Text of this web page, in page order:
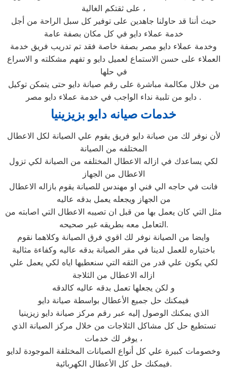
على ثقتكم الغالية ،
حيث أننا قد حاولنا جاهدين على توفير كل سبل الراحة من أجل
خدمة عملاء دايو في كل مكان بصفة عامة
وخدمة عملاء دايو مصر بصفة خاصة فقد تم تدريب فريق خدمة
العملاء على حسن الاستماع لعميل دايو و تفهم مشكلته و الاسراع
في حلها
من خلال مكالمة مباشرة على رقم صيانة دايو حتى يتمكن توكيل
دايو من تلبية نداء الواجب في خدمة عملاء دايو مصر .
خدمات صيانه دايو بزيزينيا
لأن نوفر لك من صيانة دايو فريق يقوم علي الصيانة لكل الاعطال
المختلفه من الصيانة
لكي يساعدك في ازاله الاعطال المختلفه من الصيانة لكي تزول
الاعطال من الجهاز
فانت في حاجه الي فني او مهندس للصيانة يقوم بازاله الاعطال
من الجهاز ويجعله يعمل بدقه عاليه
مثل التي كان يعمل بها من قبل ان تصيبه الاعطال التي اصابته من
التعامل معه بطريقه غير صحيحه.
وايضا من الصيانة نوفر لك اقوي فرق الصيانة وكلاهما نقوم
باختياره للعمل لدينا في مقر الصيانة بدقه عاليه وكفاءة مثالية
لكي يكون علي قدر من الثقه التي سنعطيها اياه لكي يعمل علي
ازاله الاعطال من الثلاجة
و لكن يجعلها تعمل بدقه عاليه كالدقه
فيمكنك حل جميع الأعطال بواسطة صيانة دايو
الذي يمكنك الوصول إليه عبر رقم مركز صيانة دايو زيزينيا
تستطيع حل كل مشاكل الثلاجات من خلال مركز الصيانة الذي
يوفر لك خدمات ،
وخصومات كبيرة علي كل أنواع الصيانات المختلفة الموجودة لدايو
فيمكنك حل كل الأعطال الكهربائية.